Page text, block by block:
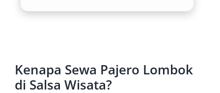
Selain wisata, Lombok juga menjadi tempat
berbagai kegiatan bisnis, konferensi, dan acara
Kenapa Sewa Pajero Lombok
di Salsa Wisata?